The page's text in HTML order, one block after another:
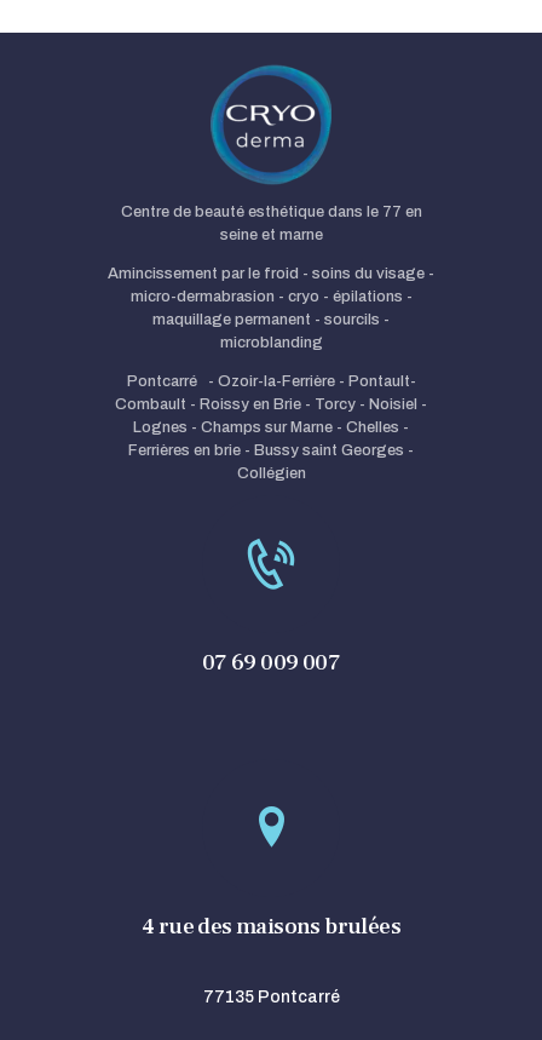
Centre de beauté esthétique dans le 77 en
seine et marne
Amincissement par le froid - soins du visage -
micro-dermabrasion - cryo - épilations -
maquillage permanent - sourcils -
microblanding
Pontcarré - Ozoir-la-Ferrière - Pontault-
Combault - Roissy en Brie - Torcy - Noisiel -
Lognes - Champs sur Marne - Chelles -
Ferrières en brie - Bussy saint Georges -
Collégien
07 69 009 007
4 rue des maisons brulées
77135 Pontcarré